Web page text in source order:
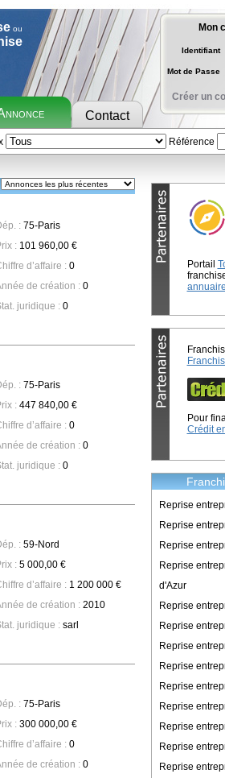
ou
Contact
Mon
Identifiant
Mot de Passe
Créer un
Référence
:75-Paris
:101 960,00 €
d’affaire :0
de création :0
juridique :0
:75-Paris
:447 840,00 €
d’affaire :0
de création :0
juridique :0
:59-Nord
:5 000,00 €
d’affaire :1 200 000 €
de création :2010
juridique :sarl
:75-Paris
:300 000,00 €
d’affaire :0
de création :0
Portail
Pour
Crédit
Reprise
Reprise
Reprise
Reprise
d'Azur
Reprise
Reprise
Reprise
Reprise
Reprise
Reprise
Reprise
Reprise
Reprise